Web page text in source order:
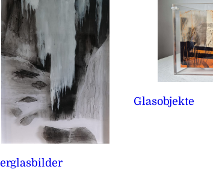
Glasobjekte